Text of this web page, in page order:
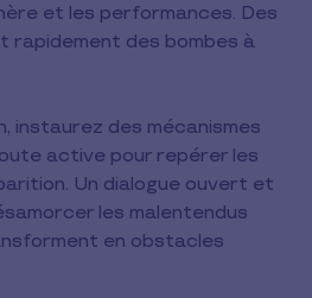
et les performances. Des
rapidement des bombes à
instaurez des mécanismes
active pour repérer les
Un dialogue ouvert et
les malentendus
en obstacles